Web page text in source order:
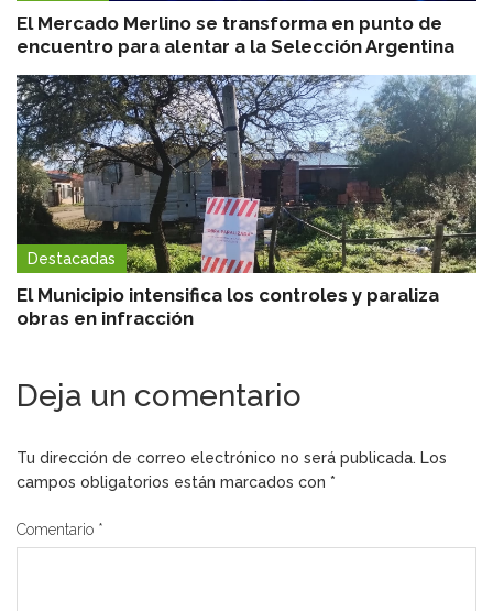
El Mercado Merlino se transforma en punto de
encuentro para alentar a la Selección Argentina
Destacadas
El Municipio intensifica los controles y paraliza
obras en infracción
Deja un comentario
Tu dirección de correo electrónico no será publicada. Los
campos obligatorios están marcados con *
Comentario *